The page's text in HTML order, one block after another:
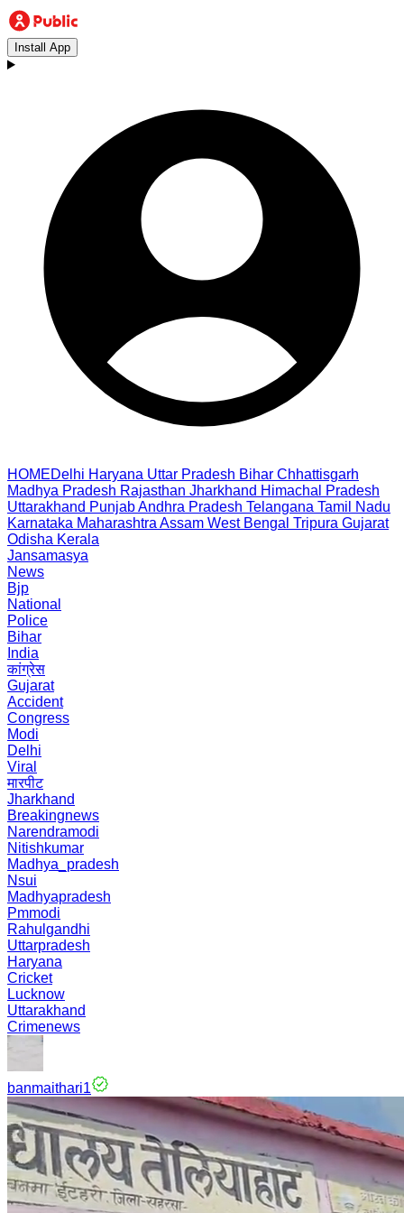
Install App
HOMEDelhi Haryana Uttar Pradesh Bihar Chhattisgarh
Madhya Pradesh Rajasthan Jharkhand Himachal Pradesh
Uttarakhand PunjabAndhra Pradesh Telangana Tamil Nadu
Karnataka Maharashtra Assam West Bengal Tripura Gujarat
Odisha Kerala
Jansamasya
News
Bjp
National
Police
Bihar
India
कांग्रेस
Gujarat
Accident
Congress
Modi
Delhi
Viral
मारपीट
Jharkhand
Breakingnews
Narendramodi
Nitishkumar
Madhya_pradesh
Nsui
Madhyapradesh
Pmmodi
Rahulgandhi
Uttarpradesh
Haryana
Cricket
Lucknow
Uttarakhand
Crimenews
banmaithari1